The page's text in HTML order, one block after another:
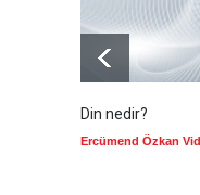
Din nedir?
Ercümend Özkan